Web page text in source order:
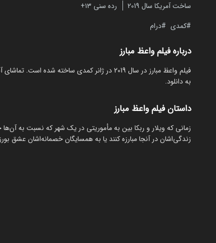
ساخت آمریکا سال 2019
رده سنی ۱۳+
کمدی
درام
درباره فیلم واعظ مبارز
به دانلود.
داستان فیلم واعظ مبارز
زمانی که ویلار و ربکا بین به مأموریتی در یک شهر که نسبت به
زندگی‌اشان در آنجا مبارزه کنند یا به همسایگان خصمانه‌اشان عشق